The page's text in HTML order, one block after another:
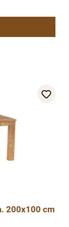
200x100 cm